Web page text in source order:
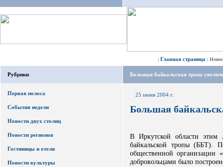
| Главная страница |
Рубрики
Первая полоса
События недели
Новости двух столиц
Новости регионов
Гостиницы и отели
Новости культуры
Большая байкальская тропа
25 июня 2004 г.
Большая
В Иркутской области
байкальской тропы (ББТ).
общественной организации
добровольцами было